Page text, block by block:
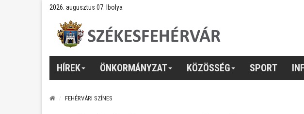
2026. augusztus 07. Ibolya
HÍREK ÖNKORMÁNYZAT KÖZÖSSÉG SPORT
FEHÉRVÁRI SZÍNES